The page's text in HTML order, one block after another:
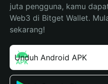
juta pengguna, kamu
Web3 di Bitget Wallet.
sekarang!
Unduh Android APK